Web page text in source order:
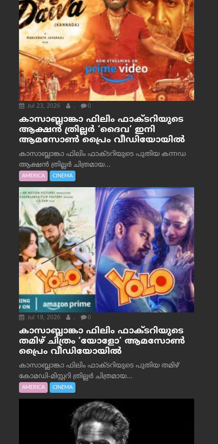
Jul 23, 2026 . 0
കാസാബ്ലാങ്കാ ഫിലിം ഫാക്ടറിയുടെ
ആക്ഷൻ ത്രില്ലർ ‘ദൈവ’ ഇനി
ആമസോൺ പ്രൈം വീഡിയോയിൽ
കാസാബ്ലാങ്കാ ഫിലിം ഫാക്ടറിയുടെ പുതിയ കന്നഡ
ആക്ഷൻ ത്രില്ലർ ചിത്രമായ...
AMERICA CINEMA
Jul 19, 2026 . 0
കാസാബ്ലാങ്കാ ഫിലിം ഫാക്ടറിയുടെ
തമിഴ് ചിത്രം ‘യോളോ’ ആമസോൺ
പ്രൈം വീഡിയോയിൽ
കാസാബ്ലാങ്കാ ഫിലിം ഫാക്ടറിയുടെ പുതിയ തമിഴ്
കോമഡി-മിസ്റ്ററി ത്രില്ലർ ചിത്രമായ...
AMERICA CINEMA